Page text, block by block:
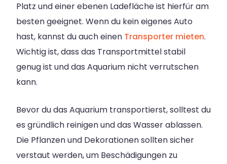
Platz und einer ebenen Ladefläche ist hierfür am
besten geeignet. Wenn du kein eigenes Auto
hast, kannst du auch einen Transporter mieten.
Wichtig ist, dass das Transportmittel stabil
genug ist und das Aquarium nicht verrutschen
kann.
Bevor du das Aquarium transportierst, solltest du
es gründlich reinigen und das Wasser ablassen.
Die Pflanzen und Dekorationen sollten sicher
verstaut werden, um Beschädigungen zu